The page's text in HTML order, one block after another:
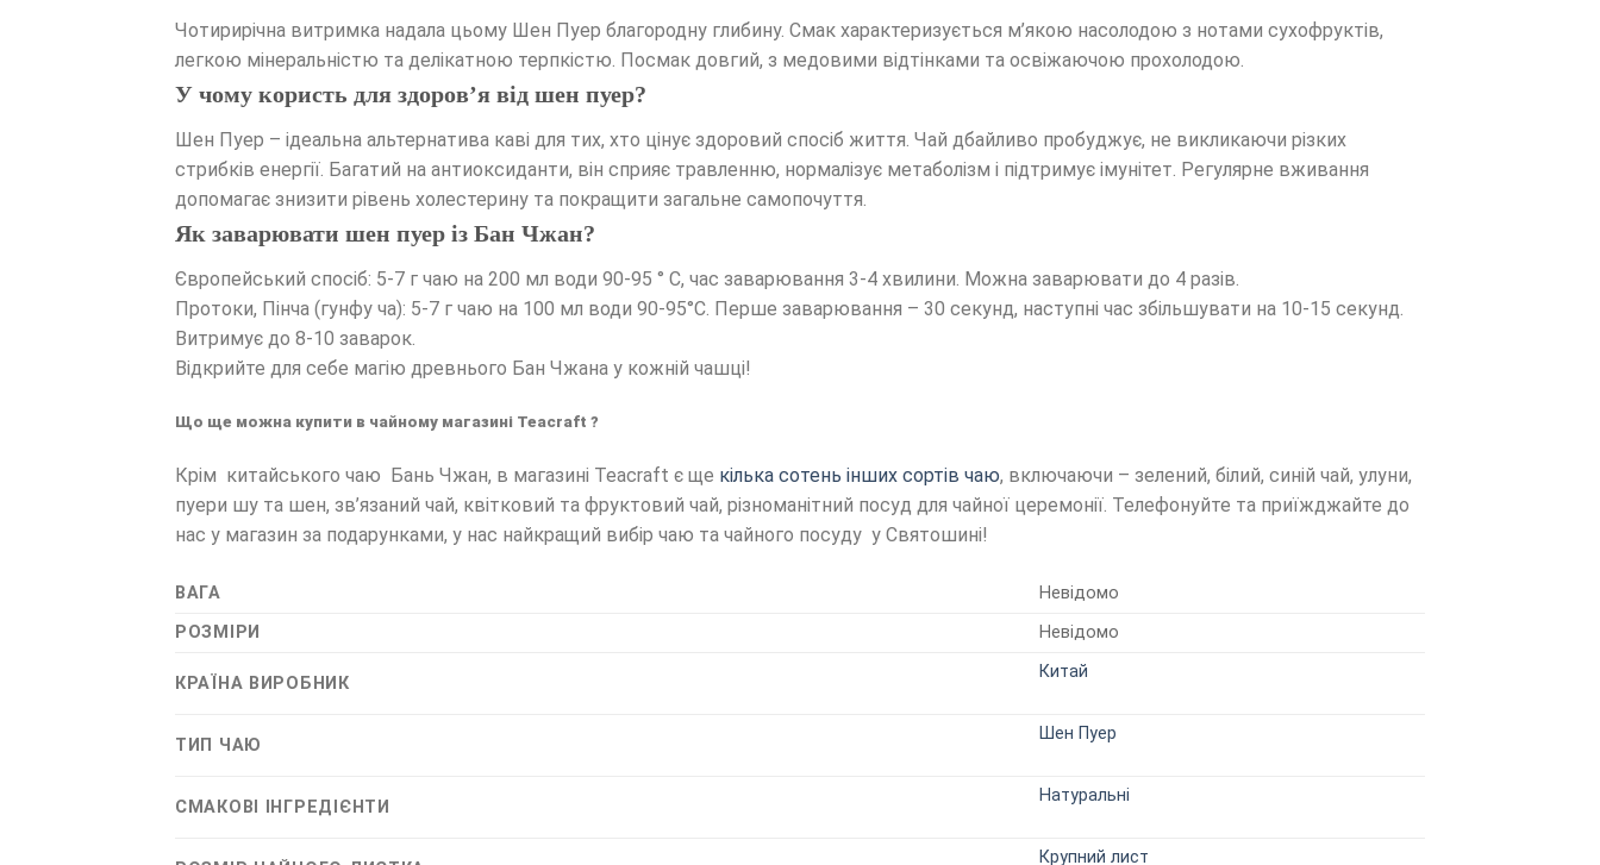
Чотирирічна витримка надала цьому Шен Пуер благородну глибину. Смак характеризується м’якою насолодою з нотами сухофруктів,
легкою мінеральністю та делікатною терпкістю. Посмак довгий, з медовими відтінками та освіжаючою прохолодою.
У чому користь для здоров’я від шен пуер?
Шен Пуер – ідеальна альтернатива каві для тих, хто цінує здоровий спосіб життя. Чай дбайливо пробуджує, не викликаючи різких
стрибків енергії. Багатий на антиоксиданти, він сприяє травленню, нормалізує метаболізм і підтримує імунітет. Регулярне вживання
допомагає знизити рівень холестерину та покращити загальне самопочуття.
Як заварювати шен пуер із Бан Чжан?
Європейський спосіб: 5-7 г чаю на 200 мл води 90-95 ° C, час заварювання 3-4 хвилини. Можна заварювати до 4 разів.
Протоки, Пінча (гунфу ча): 5-7 г чаю на 100 мл води 90-95°C. Перше заварювання – 30 секунд, наступні час збільшувати на 10-15 секунд.
Витримує до 8-10 заварок.
Відкрийте для себе магію древнього Бан Чжана у кожній чашці!
Що ще можна купити в чайному магазині Teacraft ?
Крім китайського чаю Бань Чжан, в магазині Teacraft є ще кілька сотень інших сортів чаю, включаючи – зелений, білий, синій чай, улуни,
пуери шу та шен, зв’язаний чай, квітковий та фруктовий чай, різноманітний посуд для чайної церемонії. Телефонуйте та приїжджайте до
нас у магазин за подарунками, у нас найкращий вибір чаю та чайного посуду у Святошині!
ВАГА
Невідомо
РОЗМІРИ
Невідомо
КРАЇНА ВИРОБНИК
Китай
ТИП ЧАЮ
Шен Пуер
СМАКОВІ ІНГРЕДІЄНТИ
Натуральні
Крупний лист